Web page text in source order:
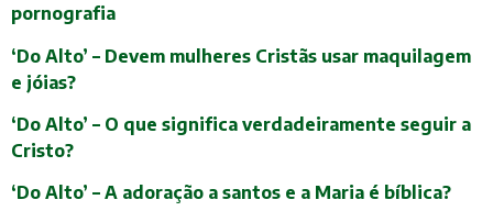
pornografia
‘Do Alto’ – Devem mulheres Cristãs usar maquilagem
e jóias?
‘Do Alto’ – O que significa verdadeiramente seguir a
Cristo?
‘Do Alto’ – A adoração a santos e a Maria é bíblica?